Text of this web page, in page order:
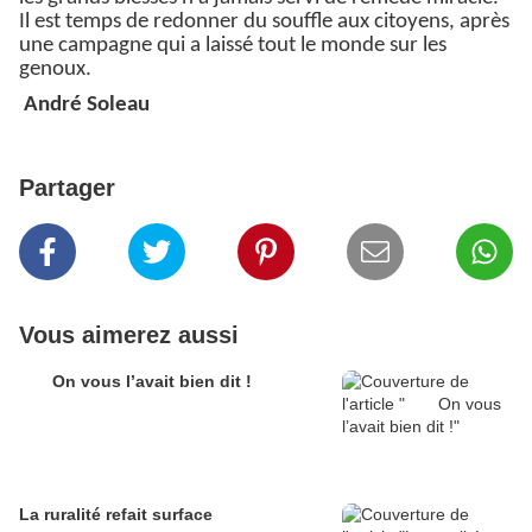
Il est temps de redonner du souffle aux citoyens, après
une campagne qui a laissé tout le monde sur les
genoux.
André Soleau
Partager
Vous aimerez aussi
On vous l’avait bien dit !